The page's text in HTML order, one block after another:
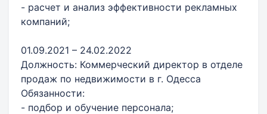
- расчет и анализ эффективности рекламных
компаний;
01.09.2021 – 24.02.2022
Должность: Коммерческий директор в отделе
продаж по недвижимости в г. Одесса
Обязанности:
- подбор и обучение персонала;